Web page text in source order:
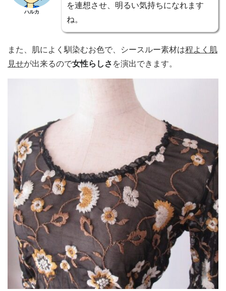
ハルカ
を連想させ、明るい気持ちになれます
ね。
また、肌によく馴染むお色で、シースルー素材は程よく肌
見せが出来るので女性らしさ を演出できます。